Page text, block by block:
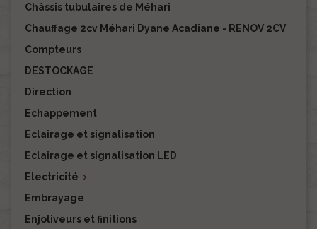
Châssis tubulaires de Méhari
Chauffage 2cv Méhari Dyane Acadiane - RENOV 2CV
Compteurs
DESTOCKAGE
Direction
Echappement
Eclairage et signalisation
Eclairage et signalisation LED
Electricité 
Embrayage
Enjoliveurs et finitions